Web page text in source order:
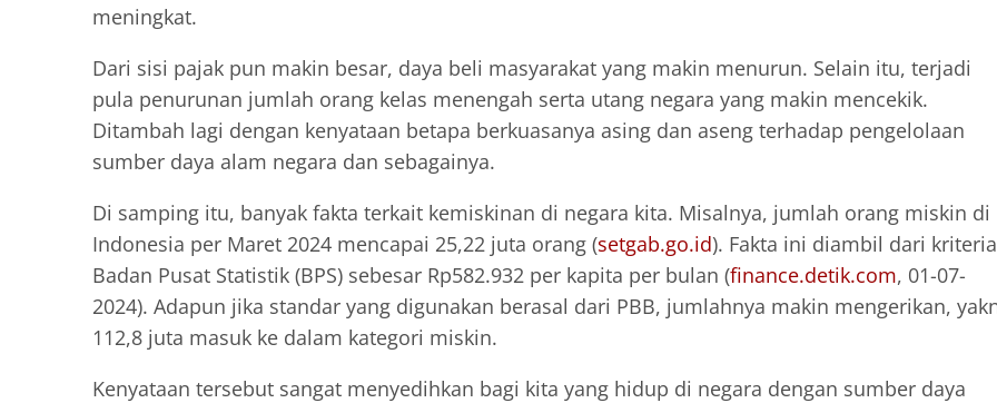
meningkat.
Dari sisi pajak pun makin besar, daya beli masyarakat yang makin menurun. Selain itu, terjadi
pula penurunan jumlah orang kelas menengah serta utang negara yang makin mencekik.
Ditambah lagi dengan kenyataan betapa berkuasanya asing dan aseng terhadap pengelolaan
sumber daya alam negara dan sebagainya.
Di samping itu, banyak fakta terkait kemiskinan di negara kita. Misalnya, jumlah orang miskin di
Indonesia per Maret 2024 mencapai 25,22 juta orang (setgab.go.id). Fakta ini diambil dari kriteria
Badan Pusat Statistik (BPS) sebesar Rp582.932 per kapita per bulan (finance.detik.com, 01-07-
2024). Adapun jika standar yang digunakan berasal dari PBB, jumlahnya makin mengerikan,
112,8 juta masuk ke dalam kategori miskin.
Kenyataan tersebut sangat menyedihkan bagi kita yang hidup di negara dengan sumber daya